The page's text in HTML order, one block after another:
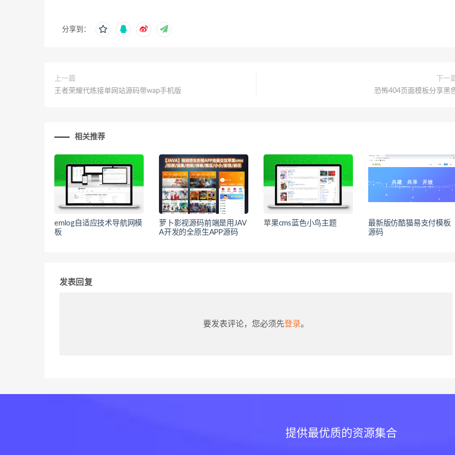
分享到：
上一篇
王者荣耀代练接单网站源码带wap手机版
下一
恐怖404页面模板分享黑
相关推荐
emlog自适应技术导航网模
板
萝卜影视源码前端是用JAV
A开发的全原生APP源码
苹果cms蓝色小鸟主题
最新版仿酷猫易支付模板
源码
发表回复
要发表评论，您必须先登录。
提供最优质的资源集合